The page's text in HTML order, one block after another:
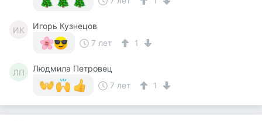
ИК
Игорь Кузнецов
7 лет
1
ЛП
Людмила Петровец
7 лет
1